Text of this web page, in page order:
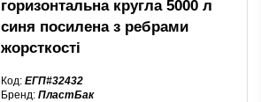
горизонтальна кругла 5000 л
синя посилена з ребрами
жорсткості
Код: ЕГП#32432
Бренд: ПластБак